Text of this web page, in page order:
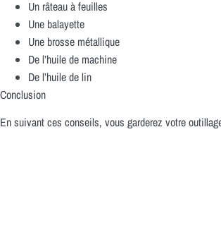
Un râteau à feuilles
Une balayette
Une brosse métallique
De l’huile de machine
De l’huile de lin
Conclusion
En suivant ces conseils, vous garderez votre